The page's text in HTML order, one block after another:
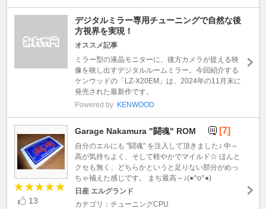
デジタルミラー専用チューニングで自然な後
方視界を実現！
オススメ記事
ミラー型の液晶モニターに、後方カメラが捉える映
像を映し出すデジタルルームミラー。今回紹介する
ケンウッドの「LZ-X20EM」は、2024年の11月末に
発売された最新作です。
Powered by KENWOOD
13
Garage Nakamura "闘魂" ROM [7]
自分のエルにも "闘魂" を注入して頂きました♪ 中～
高が気持ちよく、そして軽やかでマイルド☆ ほんと
クセも無く、どちらかというと足りない部分がめっ
ちゃ補えた感じです。 まぢ最高～♪(●^o^●)
日産 エルグランド
カテゴリ：チューニングCPU